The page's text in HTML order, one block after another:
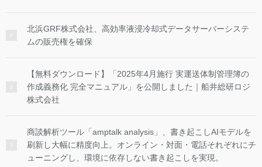
北浜GRF株式会社、高効率液浸冷却式データサーバーシステ
ムの販売権を確保
【無料ダウンロード】「2025年4月施行 実運送体制管理簿の
作成義務化 完全マニュアル」を公開しました｜船井総研ロジ
株式会社
商談解析ツール「amptalk analysis」、書き起こしAIモデルを
刷新し大幅に精度向上。オンライン・対面・電話それぞれにチ
ューニングし、環境に依存しない書き起こしを実現。